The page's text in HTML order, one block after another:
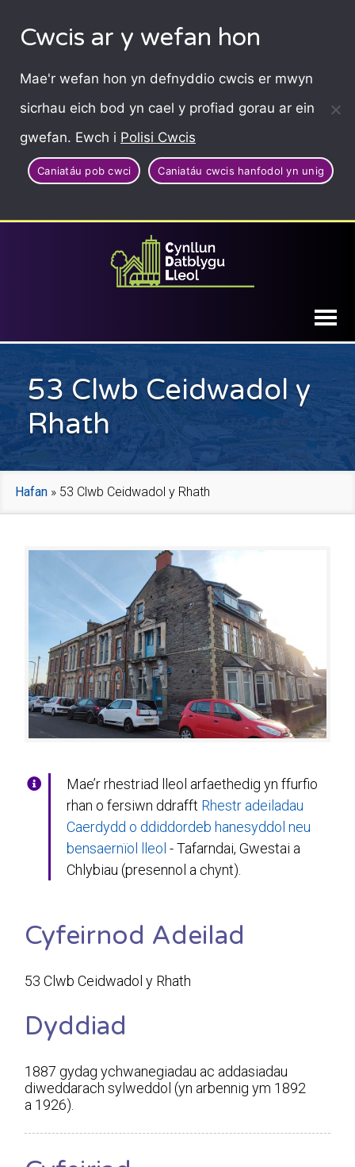
Cwcis ar y wefan hon
Mae'r wefan hon yn defnyddio cwcis er mwyn
sicrhau eich bod yn cael y profiad gorau ar ein
gwefan. Ewch i Polisi Cwcis
Caniatáu pob cwci Caniatáu cwcis hanfodol yn unig
53 Clwb Ceidwadol y
Rhath
Hafan » 53 Clwb Ceidwadol y Rhath
Mae’r rhestriad lleol arfaethedig yn ffurfio
rhan o fersiwn ddrafft Rhestr adeiladau
Caerdydd o ddiddordeb hanesyddol neu
bensaernïol lleol - Tafarndai, Gwestai a
Chlybiau (presennol a chynt).
Cyfeirnod Adeilad
53 Clwb Ceidwadol y Rhath
Dyddiad
1887 gydag ychwanegiadau ac addasiadau
diweddarach sylweddol (yn arbennig ym 1892
a 1926).